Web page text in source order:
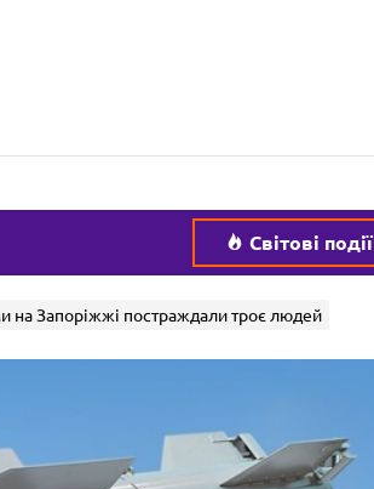
Світові події
на Запоріжжі постраждали троє людей